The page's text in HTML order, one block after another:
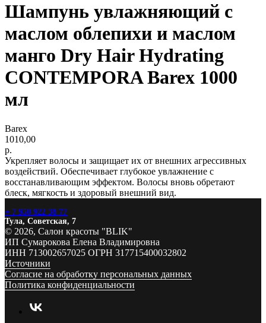
Шампунь увлажняющий с
маслом облепихи и маслом
манго Dry Hair Hydrating
CONTEMPORA Barex 1000
мл
Barex
1010,00
р.
Укрепляет волосы и защищает их от внешних агрессивных
воздействий. Обеспечивает глубокое увлажнение с
восстанавливающим эффектом. Волосы вновь обретают
блеск, мягкость и здоровый внешний вид.
+ 7 950 922 38 77
Тула, Советская, 7
© 2026, Салон красоты "BLIK"
ИП Сумарокова Елена Владимировна
ИНН 713002657025 ОГРН 317715400032802
Источники
Согласие на обработку персональных данных
Политика конфиденциальности